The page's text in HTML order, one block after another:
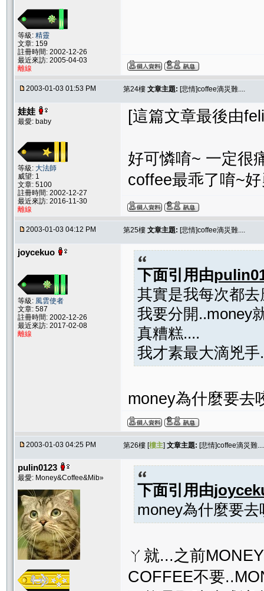
等級: 精靈
文章: 159
註冊時間: 2002-12-26
最近來訪: 2005-04-03
離線
2003-01-03 01:53 PM 第24樓 文章主題: [悲情]coffee滴災難....
娃娃
最愛: baby
等級: 大法師
威望: 1
文章: 5100
註冊時間: 2002-12-27
最近來訪: 2016-11-30
離線
[這篇文章最後由
好可憐唷~ 一定很
coffee最乖了唷~
2003-01-03 04:12 PM 第25樓 文章主題: [悲情]coffee滴災難....
joycekuo
等級: 風雲使者
文章: 587
註冊時間: 2002-12-26
最近來訪: 2017-02-08
離線
下面引用由
其實是我每次都
我要分開..money
真糟糕....
我才素最大滴兇手
money為什麼要去
2003-01-03 04:25 PM 第26樓 [樓主] 文章主題: [悲情]coffee滴災難....
pulin0123
最愛: Money&Coffee&Mib»
下面引用由
money為什麼要去
ㄚ就...之前
COFFEE不要